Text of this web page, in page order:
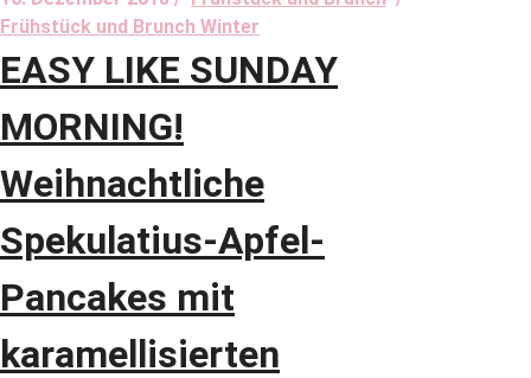
Frühstück und Brunch Winter
EASY LIKE SUNDAY
MORNING!
Weihnachtliche
Spekulatius-Apfel-
Pancakes mit
karamellisierten